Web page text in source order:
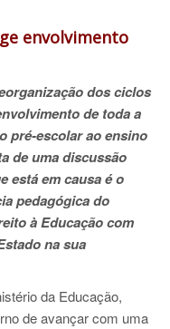
envolvimento
dos ciclos
de toda a
pré-escolar ao ensino
de uma discussão
está em causa é o
pedagógica do
à Educação com
na sua
da Educação,
de avançar com uma